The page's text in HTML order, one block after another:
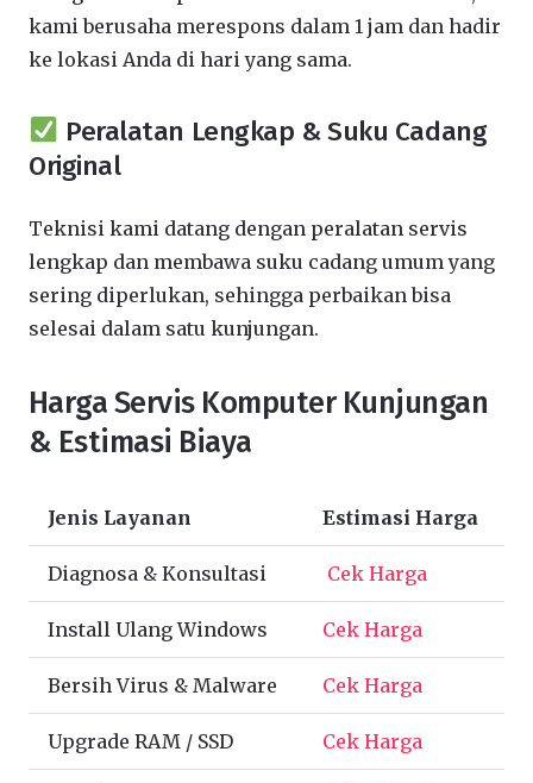
kami berusaha merespons dalam 1 jam dan hadir
ke lokasi Anda di hari yang sama.
Peralatan Lengkap & Suku Cadang
Original
Teknisi kami datang dengan peralatan servis
lengkap dan membawa suku cadang umum yang
sering diperlukan, sehingga perbaikan bisa
selesai dalam satu kunjungan.
Harga Servis Komputer Kunjungan
& Estimasi Biaya
Jenis Layanan Estimasi Harga
Diagnosa & Konsultasi Cek Harga
Install Ulang Windows Cek Harga
Bersih Virus & Malware Cek Harga
Upgrade RAM / SSD Cek Harga